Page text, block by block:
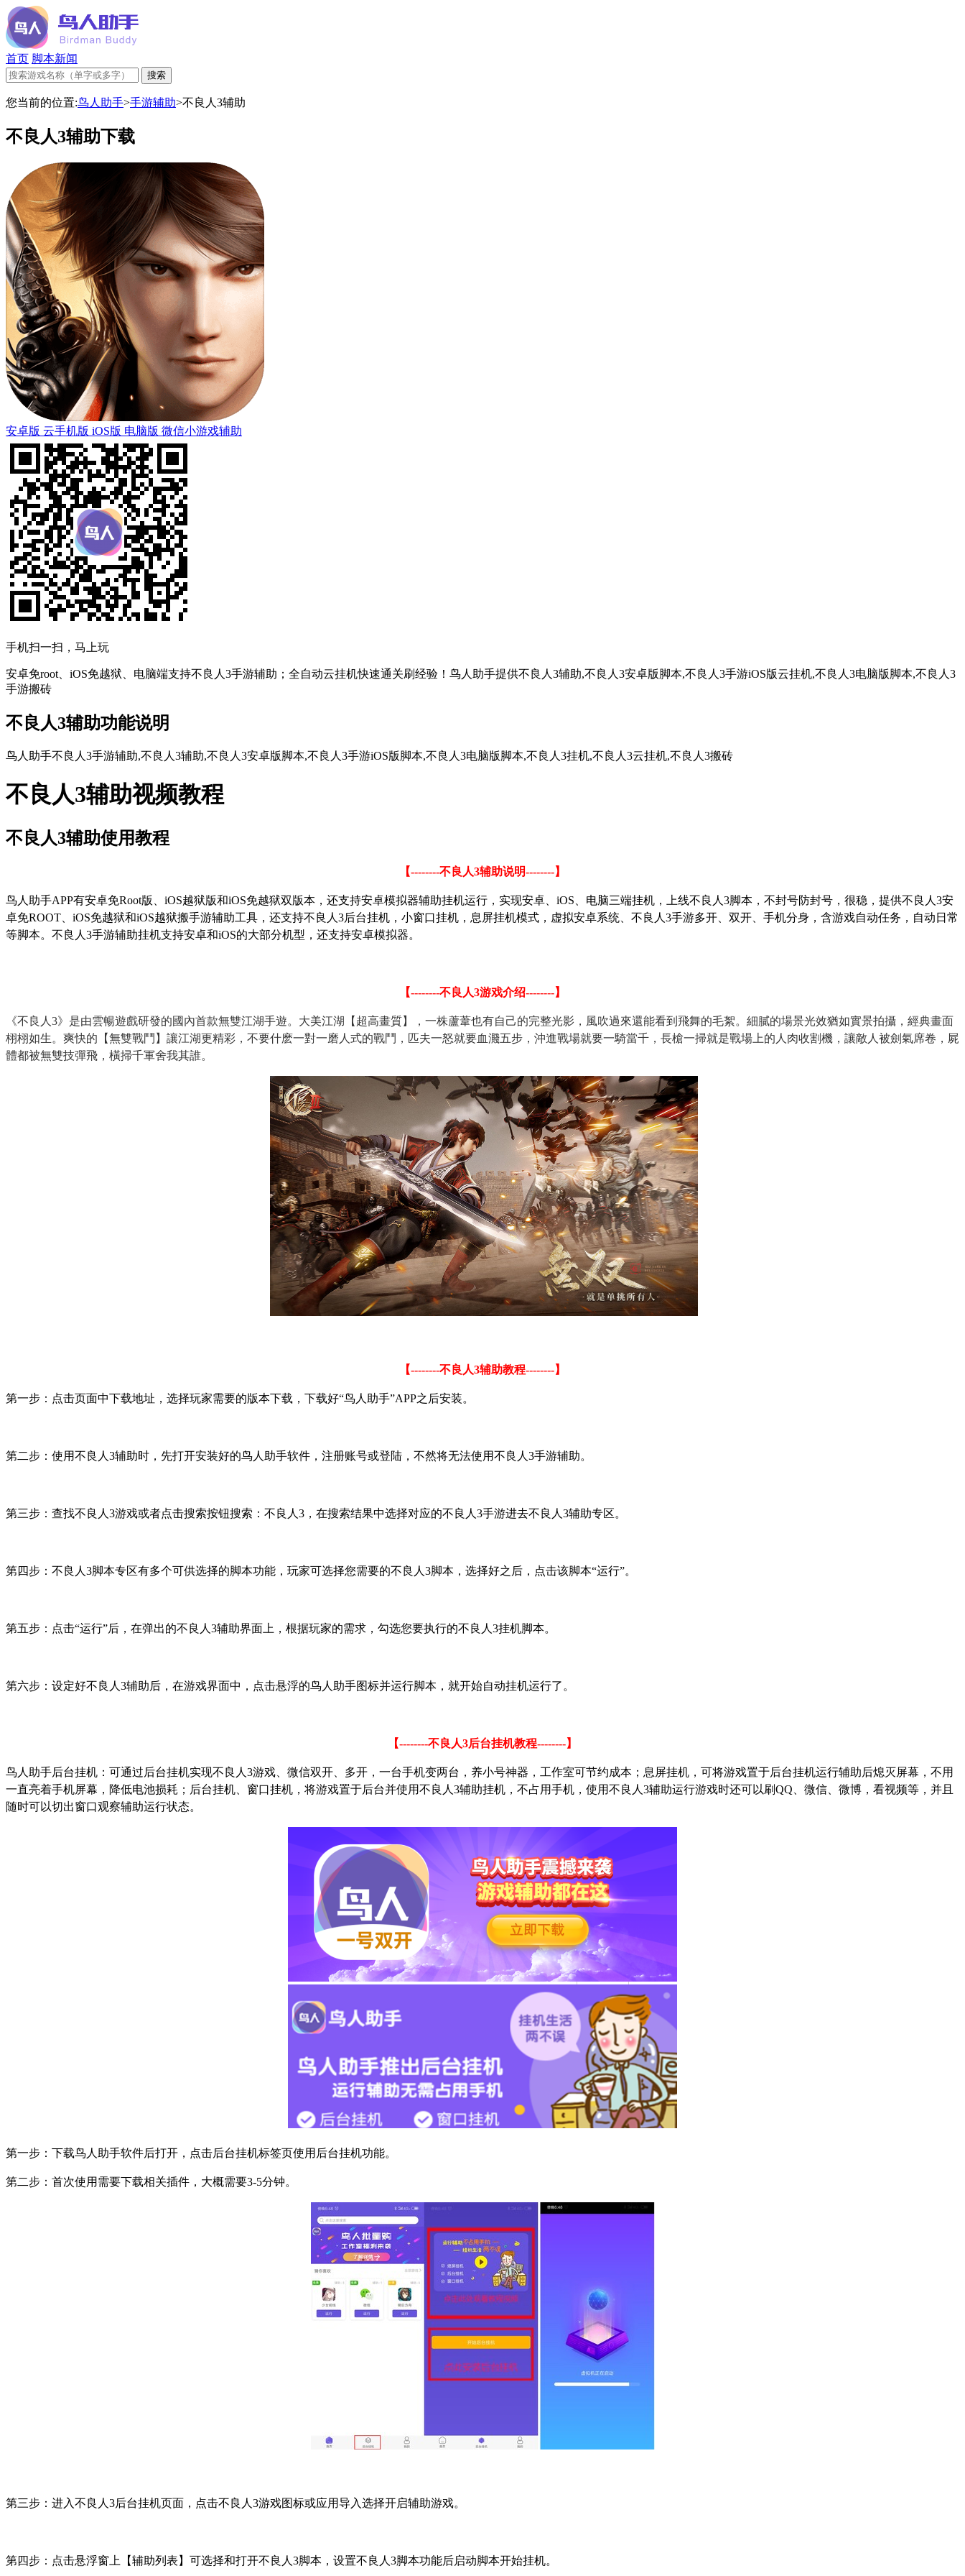
首页 脚本新闻
您当前的位置:鸟人助手>手游辅助>不良人3辅助
不良人3辅助下载
安卓版 云手机版 iOS版 电脑版 微信小游戏辅助
手机扫一扫，马上玩
安卓免root、iOS免越狱、电脑端支持不良人3手游辅助；全自动云挂机快速通关刷经验！鸟人助手提供不良人3辅助,不良人3安卓版脚本,不良人3手游iOS版云挂机,不良人3电脑版脚本,不良人3
手游搬砖
不良人3辅助功能说明
鸟人助手不良人3手游辅助,不良人3辅助,不良人3安卓版脚本,不良人3手游iOS版脚本,不良人3电脑版脚本,不良人3挂机,不良人3云挂机,不良人3搬砖
不良人3辅助视频教程
不良人3辅助使用教程
【--------不良人3辅助说明--------】
鸟人助手APP有安卓免Root版、 iOS越狱版和iOS免越狱双版本，还支持安卓模拟器辅助挂机运行，实现安卓、 iOS、电脑三端挂机，上线不良人3脚本，不封号防封号，很稳，提供不良人3安
卓免ROOT、 iOS免越狱和iOS越狱搬手游辅助工具，还支持不良人3后台挂机，小窗口挂机，息屏挂机模式，虚拟安卓系统、不良人3手游多开、双开、手机分身，含游戏自动任务，自动日常
等脚本。不良人3手游辅助挂机支持安卓和iOS的大部分机型，还支持安卓模拟器。
【--------不良人3游戏介绍--------】
《不良人3》是由雲暢遊戲研發的國內首款無雙江湖手遊。大美江湖【超高畫質】，一株蘆葦也有自己的完整光影，風吹過來還能看到飛舞的毛絮。細膩的場景光效猶如實景拍攝，經典畫面
栩栩如生。爽快的【無雙戰鬥】讓江湖更精彩，不要什麽一對一磨人式的戰鬥，匹夫一怒就要血濺五步，沖進戰場就要一騎當千，長槍一掃就是戰場上的人肉收割機，讓敵人被劍氣席卷，屍
體都被無雙技彈飛，橫掃千軍舍我其誰。
【--------不良人3辅助教程--------】
第一步：点击页面中下载地址，选择玩家需要的版本下载，下载好“鸟人助手”APP之后安装。
第二步：使用不良人3辅助时，先打开安装好的鸟人助手软件，注册账号或登陆，不然将无法使用不良人3手游辅助。
第三步：查找不良人3游戏或者点击搜索按钮搜索：不良人3 ，在搜索结果中选择对应的不良人3手游进去不良人3辅助专区。
第四步：不良人3脚本专区有多个可供选择的脚本功能，玩家可选择您需要的不良人3脚本，选择好之后，点击该脚本“运行”。
第五步：点击“运行”后，在弹出的不良人3辅助界面上，根据玩家的需求，勾选您要执行的不良人3挂机脚本。
第六步：设定好不良人3辅助后，在游戏界面中，点击悬浮的鸟人助手图标并运行脚本，就开始自动挂机运行了。
【--------不良人3后台挂机教程--------】
鸟人助手后台挂机：可通过后台挂机实现不良人3游戏、微信双开、多开，一台手机变两台，养小号神器，工作室可节约成本；息屏挂机，可将游戏置于后台挂机运行辅助后熄灭屏幕，不用
一直亮着手机屏幕，降低电池损耗；后台挂机、窗口挂机，将游戏置于后台并使用不良人3辅助挂机，不占用手机，使用不良人3辅助运行游戏时还可以刷QQ、微信、微博，看视频等，并且
随时可以切出窗口观察辅助运行状态。
第一步：下载鸟人助手软件后打开，点击后台挂机标签页使用后台挂机功能。
第二步：首次使用需要下载相关插件，大概需要3-5分钟。
第三步：进入不良人3后台挂机页面，点击不良人3游戏图标或应用导入选择开启辅助游戏。
第四步：点击悬浮窗上【辅助列表】可选择和打开不良人3脚本，设置不良人3脚本功能后启动脚本开始挂机。